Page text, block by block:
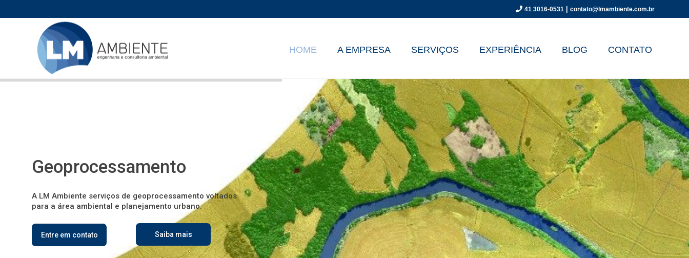
41 3016-0531 contato@lmambiente.com.br
HOME A EMPRESA SERVIÇOS EXPERIÊNCIA BLOG CONTATO
Geoprocessamento
A LM Ambiente serviços de geoprocessamento voltados
para a área ambiental e planejamento urbano.
Entre em contato Saiba mais